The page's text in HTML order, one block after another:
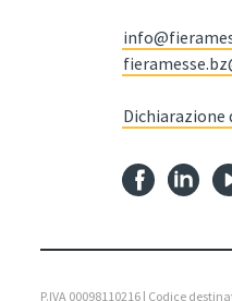
Dichiarazione
P.IVA 00098110216 | Codice